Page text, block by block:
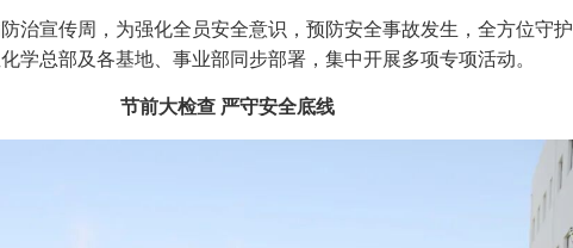
治宣传周，为强化全员安全意识，预防安全事故发生，全方位守护
学总部及各基地、事业部同步部署，集中开展多项专项活动。
节前大检查 严守安全底线